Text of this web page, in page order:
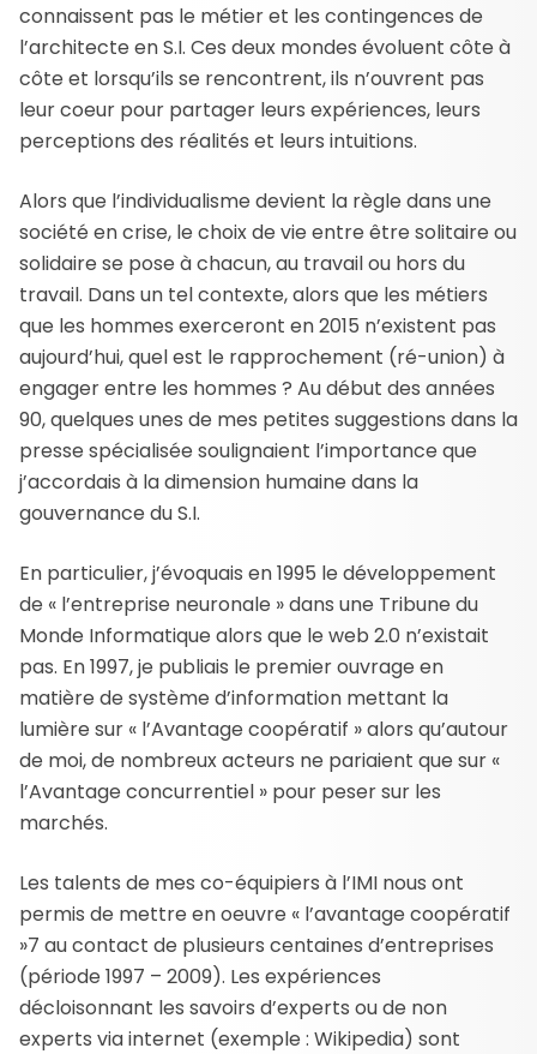
connaissent pas le métier et les contingences de
l’architecte en S.I. Ces deux mondes évoluent côte à
côte et lorsqu’ils se rencontrent, ils n’ouvrent pas
leur coeur pour partager leurs expériences, leurs
perceptions des réalités et leurs intuitions.
Alors que l’individualisme devient la règle dans une
société en crise, le choix de vie entre être solitaire ou
solidaire se pose à chacun, au travail ou hors du
travail. Dans un tel contexte, alors que les métiers
que les hommes exerceront en 2015 n’existent pas
aujourd’hui, quel est le rapprochement (ré-union) à
engager entre les hommes ? Au début des années
90, quelques unes de mes petites suggestions dans la
presse spécialisée soulignaient l’importance que
j’accordais à la dimension humaine dans la
gouvernance du S.I.
En particulier, j’évoquais en 1995 le développement
de « l’entreprise neuronale » dans une Tribune du
Monde Informatique alors que le web 2.0 n’existait
pas. En 1997, je publiais le premier ouvrage en
matière de système d’information mettant la
lumière sur « l’Avantage coopératif » alors qu’autour
de moi, de nombreux acteurs ne pariaient que sur «
l’Avantage concurrentiel » pour peser sur les
marchés.
Les talents de mes co-équipiers à l’IMI nous ont
permis de mettre en oeuvre « l’avantage coopératif
»7 au contact de plusieurs centaines d’entreprises
(période 1997 – 2009). Les expériences
décloisonnant les savoirs d’experts ou de non
experts via internet (exemple : Wikipedia) sont